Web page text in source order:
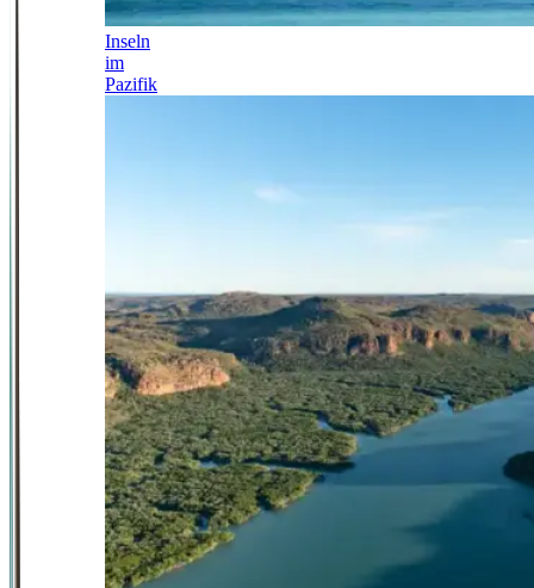
Inseln
im
Pazifik